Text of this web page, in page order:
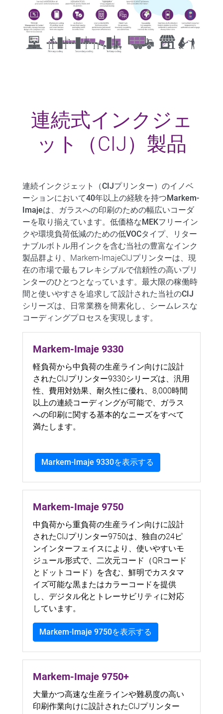
連続式インクジェ
ット（CIJ）製品
連続インクジェット（CIJプリンター）のイノベ
ーションにおいて40年以上の経験を持つMarkem-
Imajeは、
ガラスへの印刷のための幅広いコーダ
ーを取り揃えています。 低価格な MEKフリーイン
クや環境負荷低減のための低VOCタイプ、
リター
ナブルボトル用インクを含む当社の豊富なインク
製品群より、
Markem-ImajeCIJプリンターは、 現
在の市場で最もフレキシブルで信頼性の高いプリ
ンターのひとつとなっています。最大限の稼働時
間 と使いやすさを追求して設計された当社のCIJ
シリーズは、日常業務を簡素化し、
シームレスな
コーディングプロセスを実現します。
Markem-Imaje 9330
軽負荷から中負荷の生産ライン向けに設計
されたCIJプリンター9330シリーズは、汎用
性、費用対効果、耐久性に優れ、8,000時間
以上の連続コーディングが可能で、ガラス
への印刷に関する基本的なニーズをすべて
満たします。
Markem-Imaje 9330を表示する
Markem-Imaje 9750
中負荷から重負荷の生産ライン向けに設計
されたCIJプリンター9750は、独自の24ピ
ンインターフェイスにより、使いやすいモ
ジュール形式で、二次元コード（QRコード
とドットコード）を含む、鮮明でカスタマ
イズ可能な黒またはカラーコードを提供
し、デジタル化とトレーサビリティに対応
しています。
Markem-Imaje 9750を表示する
Markem-Imaje 9750+
大量かつ高速な生産ラインや難易度の高い
印刷作業向けに設計されたCIJプリンター